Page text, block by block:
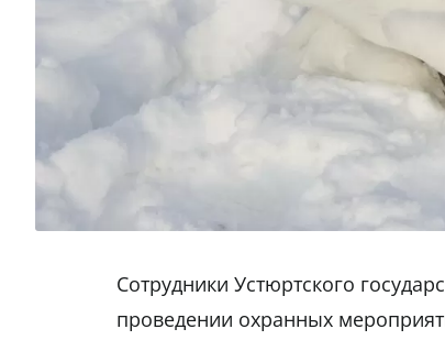
Сотрудники Устюртского
проведении охранных